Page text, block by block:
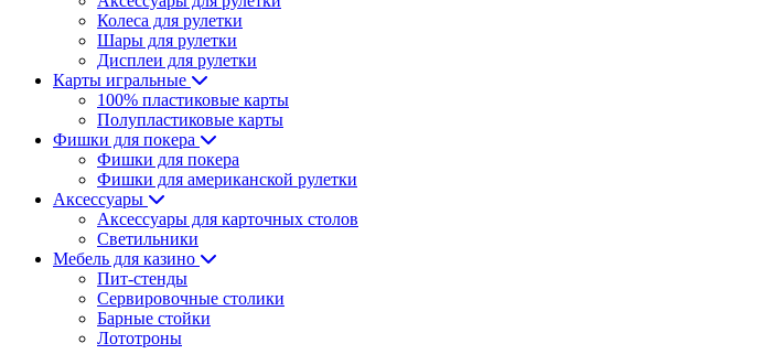
Колеса для рулетки
Шары для рулетки
Дисплеи для рулетки
Карты игральные
100% пластиковые карты
Полупластиковые карты
Фишки для покера
Фишки для покера
Фишки для американской рулетки
Аксессуары
Аксессуары для карточных столов
Светильники
Мебель для казино
Пит-стенды
Сервировочные столики
Барные стойки
Лототроны